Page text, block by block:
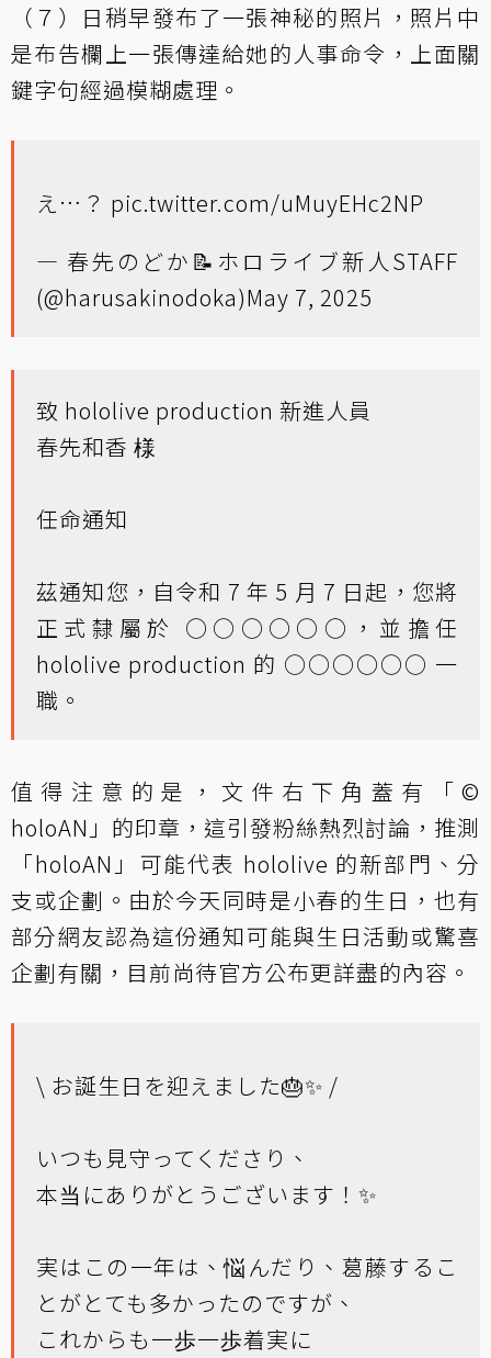
（７）日稍早發布了一張神秘的照片，照片中
是布告欄上一張傳達給她的人事命令，上面關
鍵字句經過模糊處理。
え…？ pic.twitter.com/uMuyEHc2NP
— 春先のどか📝ホロライブ新人STAFF
(@harusakinodoka)May 7, 2025
致 hololive production 新進人員
春先和香 様
任命通知
茲通知您，自令和 7 年 5 月 7 日起，您將
正式隸屬於 ○○○○○○，並擔任
hololive production 的 ○○○○○○ 一
職。
值得注意的是，文件右下角蓋有「©
holoAN」的印章，這引發粉絲熱烈討論，推測
「holoAN」可能代表 hololive 的新部門、分
支或企劃。由於今天同時是小春的生日，也有
部分網友認為這份通知可能與生日活動或驚喜
企劃有關，目前尚待官方公布更詳盡的內容。
\ お誕生日を迎えました🎂✨ /
いつも見守ってくださり、
本当にありがとうございます！✨
実はこの一年は、悩んだり、葛藤するこ
とがとても多かったのですが、
これからも一歩一歩着実に